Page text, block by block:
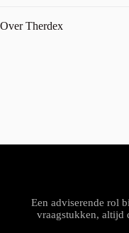
Over Therdex
Een adviserende rol
vraagstukken, altijd